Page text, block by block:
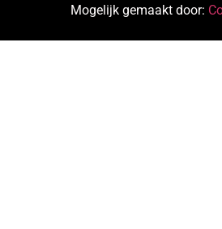
Mogelijk gemaakt door: